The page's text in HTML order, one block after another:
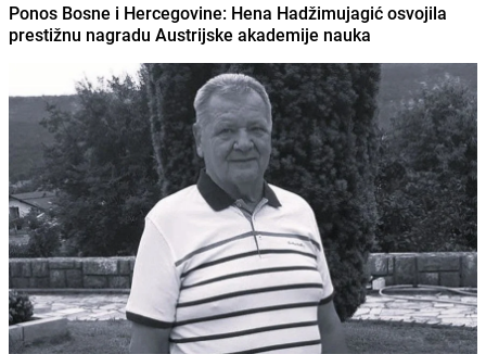
Ponos Bosne i Hercegovine: Hena Hadžimujagić osvojila
prestižnu nagradu Austrijske akademije nauka